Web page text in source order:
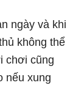
ngày và khi
không thể
chơi cũng
nếu xung